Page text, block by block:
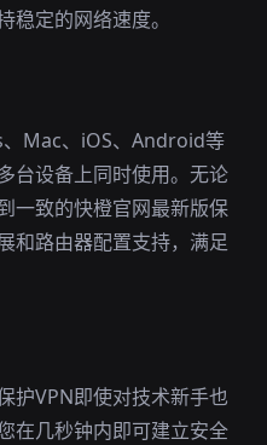
稳定的网络速度。
Mac、iOS、Android等
台设备上同时使用。无论
一致的快橙官网最新版保
和路由器配置支持，满足
护VPN即使对技术新手也
在几秒钟内即可建立安全